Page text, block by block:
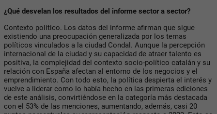
¿Qué desvelan los resultados del informe sector a sector?
Contexto político. Los datos del informe afirman que sigue
existiendo una preocupación generalizada por los temas
políticos vinculados a la ciudad Condal. Aunque la percepción
internacional de la ciudad y su capacidad de atraer talento es
positiva, la complejidad del contexto socio-político catalán y su
relación con España afectan al entorno de los negocios y el
emprendimiento. Con todo esto, la política despierta el interés y
vuelve a liderar como lo había hecho en las primeras ediciones
de este análisis, convirtiéndose en la categoría más destacada
con el 53% de las menciones, aumentando, además, casi 20